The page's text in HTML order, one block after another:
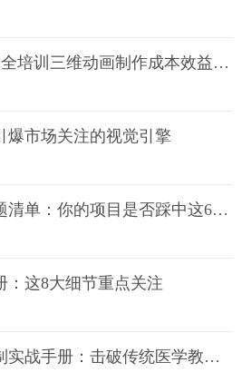
1分钟可能=1条命！安全培训三维动画制作成本效益深度拆解
爆市场关注的视觉引擎
三维动画制作常见问题清单：你的项目是否踩中这6大技术雷区？
：这8大细节重点关注
医疗教育仿真动画定制实战手册：击破传统医学教育7大痛点